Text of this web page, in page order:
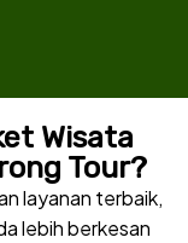
Wisata
Tour?
layanan terbaik,
lebih berkesan